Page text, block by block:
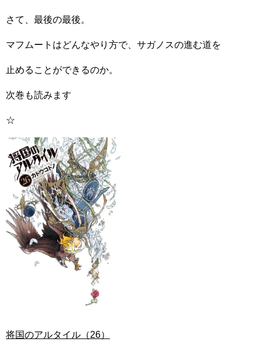
さて、最後の最後。
マフムートはどんなやり方で、サガノスの進む道を
止めることができるのか。
次巻も読みます
☆
将国のアルタイル（26）